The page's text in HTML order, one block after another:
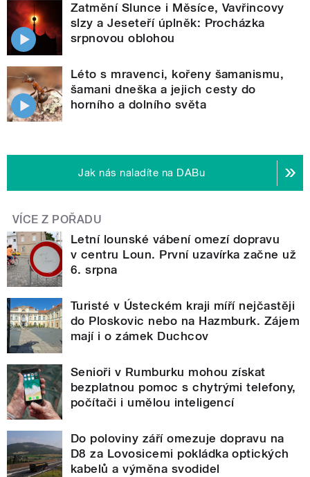
Zatmění Slunce i Měsíce, Vavřincovy
slzy a Jeseteří úplněk: Procházka
srpnovou oblohou
Léto s mravenci, kořeny šamanismu,
šamani dneška a jejich cesty do
horního a dolního světa
Jak nás naladíte na DABu
VÍCE Z POŘADU
Letní lounské vábení omezí dopravu
v centru Loun. První uzavírka začne už
6. srpna
Turisté v Ústeckém kraji míří nejčastěji
do Ploskovic nebo na Hazmburk. Zájem
mají i o zámek Duchcov
Senioři v Rumburku mohou získat
bezplatnou pomoc s chytrými telefony,
počítači i umělou inteligencí
Do poloviny září omezuje dopravu na
D8 za Lovosicemi pokládka optických
kabelů a výměna svodidel